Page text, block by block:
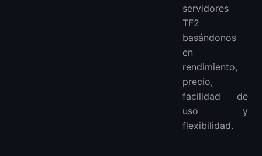
servidores
TF2
basándonos
en
rendimiento,
precio,
facilidad de
uso y
flexibilidad.